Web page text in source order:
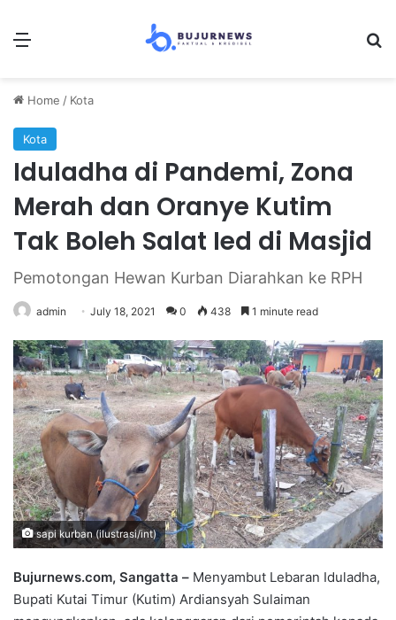
Menu
Home / Kota
Kota
Iduladha di Pandemi, Zona
Merah dan Oranye Kutim
Tak Boleh Salat Ied di Masjid
Pemotongan Hewan Kurban Diarahkan ke RPH
admin July 18, 2021 0 438 1 minute read
sapi kurban (ilustrasi/int)
Bujurnews.com, Sangatta – Menyambut Lebaran Iduladha,
Bupati Kutai Timur (Kutim) Ardiansyah Sulaiman